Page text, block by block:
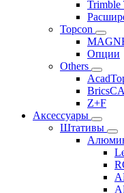
Trimble
Topcon
Опции
Others
Z+F
Аксессуары
Штативы